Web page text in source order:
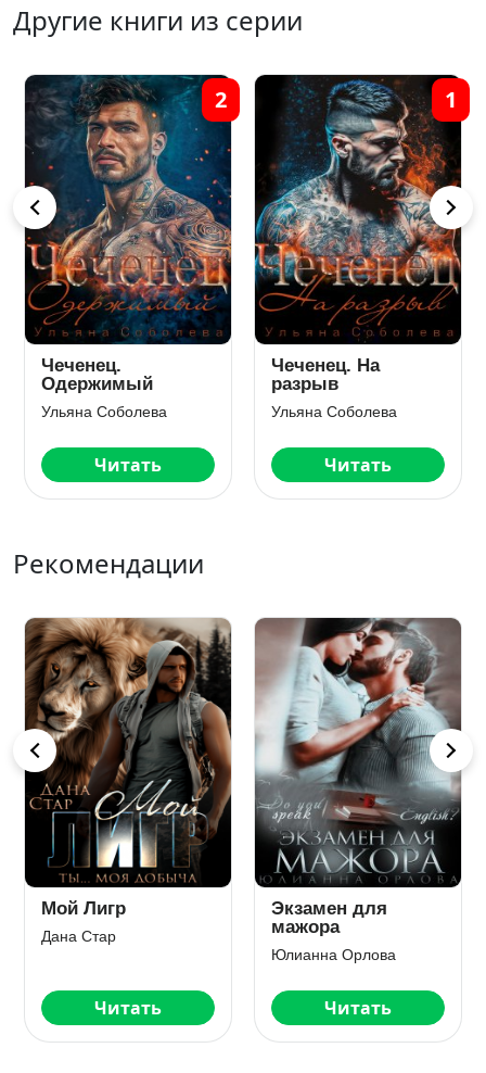
Другие книги из серии
Чеченец.
Одержимый
Ульяна Соболева
Читать
2
Чеченец. На
разрыв
Ульяна Соболева
Читать
1
Рекомендации
Мой Лигр
Дана Стар
Читать
Экзамен для
мажора
Юлианна Орлова
Читать